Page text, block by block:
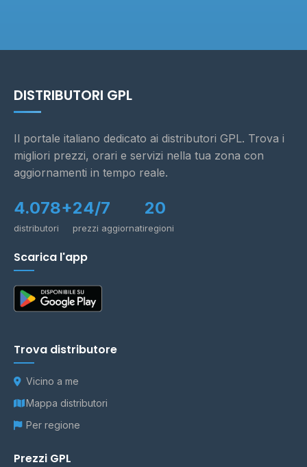
DISTRIBUTORI GPL
Il portale italiano dedicato ai distributori GPL. Trova i
migliori prezzi, orari e servizi nella tua zona con
aggiornamenti in tempo reale.
4.078+
distributori
24/7
prezzi aggiornati
20
regioni
Scarica l'app
Trova distributore
Vicino a me
Mappa distributori
Per regione
Prezzi GPL